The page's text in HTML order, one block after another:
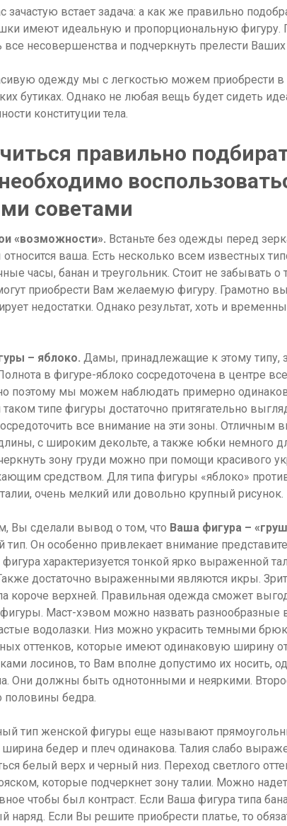
встает задача: а как же правильно
имеют идеальную и пропорциональную фигуру.
несовершенства и подчеркнуть прелести
одежду мы с легкостью можем приобрести
бутиках. Однако не любая вещь будет сидеть
конституции тела.
правильно
советами
«возможности». Встаньте без одежды перед
ваша. Есть несколько всем известных
часы, банан и треугольник. Стоит не забывать о
приобрести Вам желаемую фигуру. Грамотно
недостатки. Однако результат, хоть и
– яблоко. Дамы, принадлежащие к этому типу,
в фигуре-яблоко сосредоточена в центре
поэтому мы можем наблюдать примерно
таком типе фигуры достаточно притягательно
все внимание на эти зоны. Отличным
с широким декольте, а также юбки немного
зону груди можно при помощи красивого
средством. Для типа фигуры «яблоко»
очень мелкий или довольно крупный рисунок.
Вы сделали вывод о том, что Ваша фигура –
Он особенно привлекает внимание
фигура характеризуется тонкой ярко выраженной
достаточно выраженными являются икры.
короче верхней. Правильная одежда сможет
Маст-хэвом можно назвать разнообразные
водолазки. Низ можно украсить темными
оттенков, которые имеют одинаковую ширину
лосинов, то Вам вполне допустимо их носить,
Они должны быть однотонными и неяркими.
половины бедра.
тип женской фигуры еще называют
ширина бедер и плеч одинакова. Талия слабо
белый верх и черный низ. Переход светлого
которые подчеркнет зону талии. Можно
чтобы был контраст. Если Ваша фигура типа
наряд. Если Вы решите приобрести платье, то